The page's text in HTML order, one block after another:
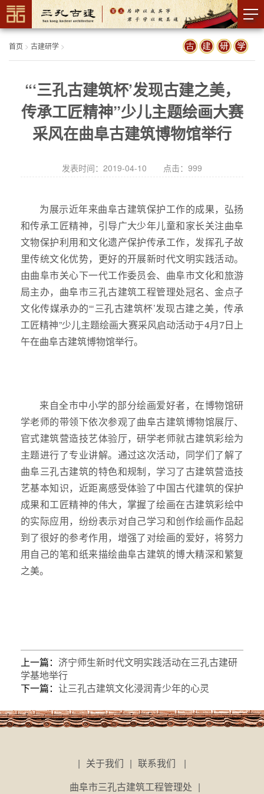
首页 > 古建研学 >
“‘三孔古建筑杯’发现古建之美，
传承工匠精神”少儿主题绘画大赛
采风在曲阜古建筑博物馆举行
发表时间：2019-04-10 点击： 999
为展示近年来曲阜古建筑保护工作的成果，弘扬
和传承工匠精神，引导广大少年儿童和家长关注曲阜
文物保护利用和文化遗产保护传承工作，发挥孔子故
里传统文化优势，更好的开展新时代文明实践活动。
由曲阜市关心下一代工作委员会、曲阜市文化和旅游
局主办，曲阜市三孔古建筑工程管理处冠名、金点子
文化传媒承办的“‘三孔古建筑杯’发现古建之美，传承
工匠精神”少儿主题绘画大赛采风启动活动于4月7日上
午在曲阜古建筑博物馆举行。
来自全市中小学的部分绘画爱好者，在博物馆研
学老师的带领下依次参观了曲阜古建筑博物馆展厅、
官式建筑营造技艺体验厅，研学老师就古建筑彩绘为
主题进行了专业讲解。通过这次活动，同学们了解了
曲阜三孔古建筑的特色和规制，学习了古建筑营造技
艺基本知识，近距离感受体验了中国古代建筑的保护
成果和工匠精神的伟大，掌握了绘画在古建筑彩绘中
的实际应用，纷纷表示对自己学习和创作绘画作品起
到了很好的参考作用，增强了对绘画的爱好，将努力
用自己的笔和纸来描绘曲阜古建筑的博大精深和繁复
之美。
上一篇： 济宁师生新时代文明实践活动在三孔古建研
学基地举行
下一篇： 让三孔古建筑文化浸润青少年的心灵
| 关于我们 | 联系我们
|
曲阜市三孔古建筑工程管理处 |